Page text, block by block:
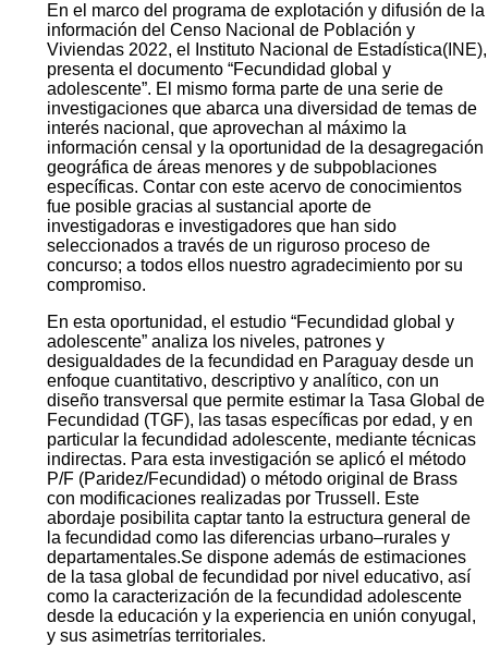
En el marco del programa de explotación y difusión de la
información del Censo Nacional de Población y
Viviendas 2022, el Instituto Nacional de Estadística(INE),
presenta el documento “Fecundidad global y
adolescente”. El mismo forma parte de una serie de
investigaciones que abarca una diversidad de temas de
interés nacional, que aprovechan al máximo la
información censal y la oportunidad de la desagregación
geográfica de áreas menores y de subpoblaciones
específicas. Contar con este acervo de conocimientos
fue posible gracias al sustancial aporte de
investigadoras e investigadores que han sido
seleccionados a través de un riguroso proceso de
concurso; a todos ellos nuestro agradecimiento por su
compromiso.
En esta oportunidad, el estudio “Fecundidad global y
adolescente” analiza los niveles, patrones y
desigualdades de la fecundidad en Paraguay desde un
enfoque cuantitativo, descriptivo y analítico, con un
diseño transversal que permite estimar la Tasa Global de
Fecundidad (TGF), las tasas específicas por edad, y en
particular la fecundidad adolescente, mediante técnicas
indirectas. Para esta investigación se aplicó el método
P/F (Paridez/Fecundidad) o método original de Brass
con modificaciones realizadas por Trussell. Este
abordaje posibilita captar tanto la estructura general de
la fecundidad como las diferencias urbano–rurales y
departamentales.Se dispone además de estimaciones
de la tasa global de fecundidad por nivel educativo, así
como la caracterización de la fecundidad adolescente
desde la educación y la experiencia en unión conyugal,
y sus asimetrías territoriales.